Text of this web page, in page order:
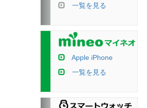
一覧を見る
Apple iPhone
一覧を見る